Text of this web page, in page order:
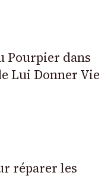
Pourpier dans
Lui Donner Vie
réparer les